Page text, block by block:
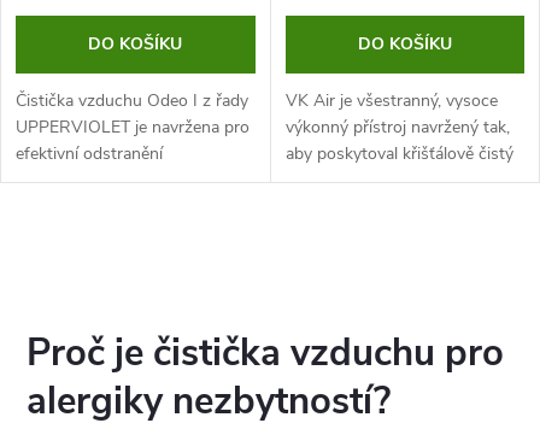
DO KOŠÍKU
Čistička vzduchu Odeo I z řady
UPPERVIOLET je navržena pro
efektivní odstranění
nepříjemných pachů a sterilizaci
DO KOŠÍKU
VK Air je všestranný, vysoce
výkonný přístroj navržený tak,
aby poskytoval křišťálově čistý
vzduch tam, kde je to
á
Proč je čistička vzduchu pro
alergiky nezbytností?